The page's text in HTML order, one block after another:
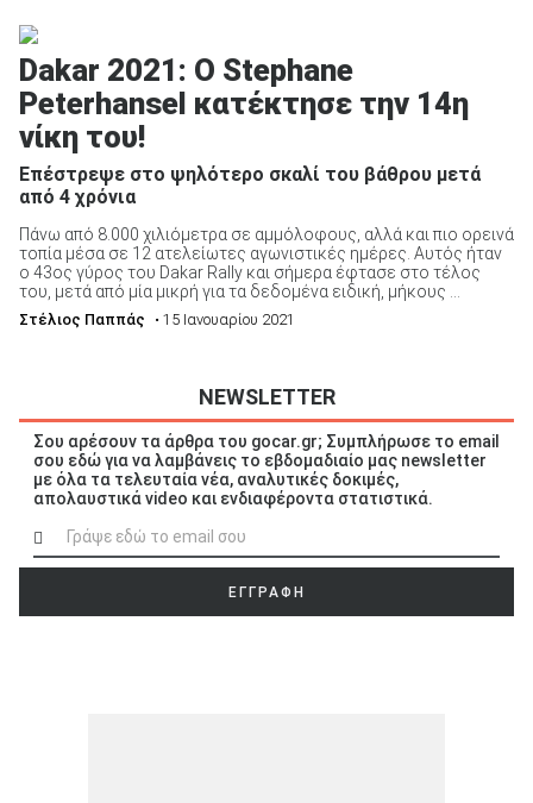
Dakar 2021: Ο Stephane
Peterhansel κατέκτησε την 14η
νίκη του!
Επέστρεψε στο ψηλότερο σκαλί του βάθρου μετά
από 4 χρόνια
Πάνω από 8.000 χιλιόμετρα σε αμμόλοφους, αλλά και πιο ορεινά
τοπία μέσα σε 12 ατελείωτες αγωνιστικές ημέρες. Αυτός ήταν
ο 43ος γύρος του Dakar Rally και σήμερα έφτασε στο τέλος
του, μετά από μία μικρή για τα δεδομένα ειδική, μήκους ...
Στέλιος Παππάς • 15 Ιανουαρίου 2021
NEWSLETTER
Σου αρέσουν τα άρθρα του gocar.gr; Συμπλήρωσε το email
σου εδώ για να λαμβάνεις το εβδομαδιαίο μας newsletter
με όλα τα τελευταία νέα, αναλυτικές δοκιμές,
απολαυστικά video και ενδιαφέροντα στατιστικά.
ΕΓΓΡΑΦΗ